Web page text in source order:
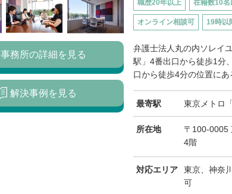
職歴20年以上 在籍数10名
オンライン相談可 19時以
弁護士法人丸の内ソレイ
駅」4番出口から徒歩1分
口から徒歩4分の位置に
最寄駅 東京メトロ
所在地
〒100-0005
4階
対応エリア
東京、神奈
可
事務所の詳細を見る
解決事例を見る